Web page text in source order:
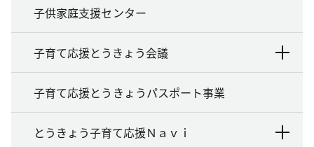
子供家庭支援センター
子育て応援とうきょう会議
子育て応援とうきょうパスポート事業
とうきょう子育て応援Ｎａｖｉ